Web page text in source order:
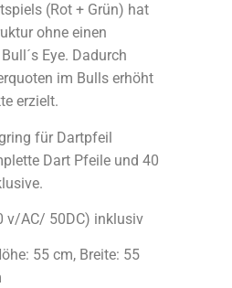
(Rot + Grün) hat
ohne einen
Eye. Dadurch
im Bulls erhöht
erzielt.
für Dartpfeil
Dart Pfeile und 40
v/AC/ 50DC) inklusiv
55 cm, Breite: 55